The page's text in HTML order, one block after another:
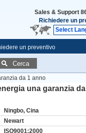
Sales & Support
Richiedere un
Select
un preventivo
Cerca
da 1 anno
una garanzia
Ningbo, Cina
Newart
ISO9001:2000